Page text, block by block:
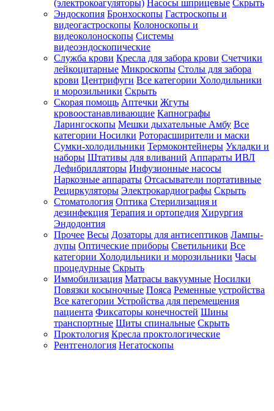
(электрокоагуляторы) Насосы шприцевые Скрыть
Эндоскопия Бронхоскопы Гастроскопы и
видеогастроскопы Колоноскопы и
видеоколоноскопы Системы
видеоэндоскопические
Служба крови Кресла для забора крови Счетчики
лейкоцитарные Микроскопы Столы для забора
крови Центрифуги Все категории Холодильники
и морозильники Скрыть
Скорая помощь Аптечки Жгуты
кровоостанавливающие Капнографы
Ларингоскопы Мешки дыхательные Амбу Все
категории Носилки Роторасширители и маски
Сумки-холодильники Термоконтейнеры Укладки и
наборы Штативы для вливаний Аппараты ИВЛ
Дефибрилляторы Инфузионные насосы
Наркозные аппараты Отсасыватели портативные
Рециркуляторы Электрокардиографы Скрыть
Стоматология Оптика Стерилизация и
дезинфекция Терапия и ортопедия Хирургия
Эндодонтия
Прочее Весы Дозаторы для антисептиков Лампы-
лупы Оптические приборы Светильники Все
категории Холодильники и морозильники Часы
процедурные Скрыть
Иммобилизация Матрасы вакуумные Носилки
Повязки косыночные Пояса Ременные устройства
Все категории Устройства для перемещения
пациента Фиксаторы конечностей Шины
транспортные Щиты спинальные Скрыть
Проктология Кресла проктологические
Рентгенология Негатоскопы